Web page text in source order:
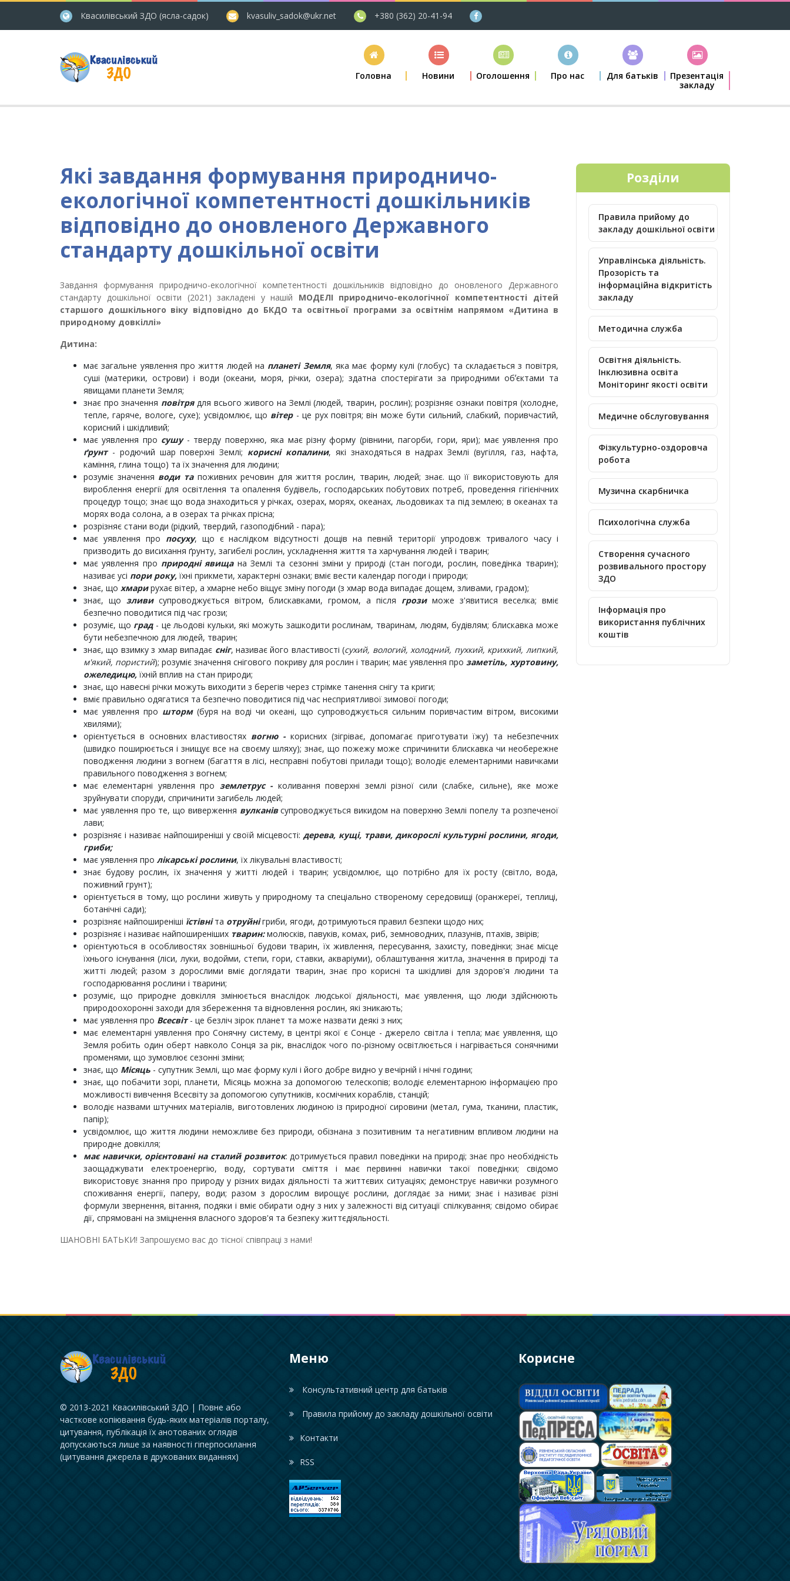
Квасилівський ЗДО (ясла-садок) kvasuliv_sadok@ukr.net +380 (362) 20-41-94
Головна Новини Оголошення Про нас Для батьків
Презентація
закладу
Які завдання формування природничо-
екологічної компетентності дошкільників
відповідно до оновленого Державного
стандарту дошкільної освіти
Завдання формування природничо-екологічної компетентності дошкільників відповідно до оновленого Державного
стандарту дошкільної освіти (2021) закладені у нашій МОДЕЛІ природничо-екологічної компетентності дітей
старшого дошкільного віку відповідно до БКДО та освітньої програми за освітнім напрямом «Дитина в
природному довкіллі»
Дитина:
має загальне уявлення про життя людей на планеті Земля, яка має форму кулі (глобус) та складається з повітря,
суші (материки, острови) і води (океани, моря, річки, озера); здатна спостерігати за природними обʼєктами та
явищами планети Земля;
знає про значення повітрядля всього живого на Землі (людей, тварин, рослин); розрізняє ознаки повітря (холодне,
тепле, гаряче, вологе, сухе); усвідомлює, що вітер - це рух повітря; він може бути сильний, слабкий, поривчастий,
корисний і шкідливий;
має уявлення про сушу- тверду поверхню, яка має різну форму (рівнини, пагорби, гори, яри); має уявлення про
ґрунт- родючий шар поверхні Землі; корисні копалини, які знаходяться в надрах Землі (вугілля, газ, нафта,
каміння, глина тощо) та їх значення для людини;
розуміє значення води та поживних речовин для життя рослин, тварин, людей; знає. що її використовують для
вироблення енергії для освітлення та опалення будівель, господарських побутових потреб, проведення гігієнічних
процедур тощо; знає що вода знаходиться у річках, озерах, морях, океанах, льодовиках та під землею; в океанах та
морях вода солона, а в озерах та річках прісна;
розрізняє стани води (рідкий, твердий, газоподібний - пара);
має уявлення про посуху, що є наслідком відсутності дощів на певній території упродовж тривалого часу і
призводить до висихання ґрунту, загибелі рослин, ускладнення життя та харчування людей і тварин;
має уявлення про природні явищана Землі та сезонні зміни у природі (стан погоди, рослин, поведінка тварин);
називає усі пори року, їхні прикмети, характерні ознаки; вміє вести календар погоди і природи;
знає, що хмарирухає вітер, а хмарне небо віщує зміну погоди (з хмар вода випадає дощем, зливами, градом);
знає, що зливи супроводжується вітром, блискавками, громом, а після грозиможе з'явитися веселка; вміє
безпечно поводитися під час грози;
розуміє, що град- це льодові кульки, які можуть зашкодити рослинам, тваринам, людям, будівлям; блискавка може
бути небезпечною для людей, тварин;
знає, що взимку з хмар випадає сніг, називає його властивості (сухий, вологий, холодний, пухкий, крихкий, липкий,
м'який, пористий); розуміє значення снігового покриву для рослин і тварин; має уявлення про заметіль, хуртовину,
ожеледицю, їхній вплив на стан природи;
знає, що навесні річки можуть виходити з берегів через стрімке танення снігу та криги;
вміє правильно одягатися та безпечно поводитися під час несприятливої зимової погоди;
має уявлення про шторм(буря на воді чи океані, що супроводжується сильним поривчастим вітром, високими
хвилями);
орієнтується в основних властивостях вогню - корисних (зігріває, допомагає приготувати їжу) та небезпечних
(швидко поширюється і знищує все на своєму шляху); знає, що пожежу може спричинити блискавка чи необережне
поводження людини з вогнем (багаття в лісі, несправні побутові прилади тощо); володіє елементарними навичками
правильного поводження з вогнем;
має елементарні уявлення про землетрус - коливання поверхні землі різної сили (слабке, сильне), яке може
зруйнувати споруди, спричинити загибель людей;
має уявлення про те, що виверження вулканівсупроводжується викидом на поверхню Землі попелу та розпеченої
лави;
розрізняє і називає найпоширеніші у своїй місцевості:дерева, кущі, трави, дикорослі культурні рослини, ягоди,
гриби;
має уявлення про лікарські рослини, їх лікувальні властивості;
знає будову рослин, їх значення у житті людей і тварин; усвідомлює, що потрібно для їх росту (світло, вода,
поживний грунт);
орієнтується в тому, що рослини живуть у природному та спеціально створеному середовищі (оранжереї, теплиці,
ботанічні сади);
розрізняє найпоширеніші їстівніта отруйні гриби, ягоди, дотримуються правил безпеки щодо них;
розрізняє і називає найпоширеніших тварин:молюсків, павуків, комах, риб, земноводних, плазунів, птахів, звірів;
орієнтуються в особливостях зовнішньої будови тварин, їх живлення, пересування, захисту, поведінки; знає місце
їхнього існування (ліси, луки, водойми, степи, гори, ставки, акваріуми), облаштування житла, значення в природі та
житті людей; разом з дорослими вміє доглядати тварин, знає про корисні та шкідливі для здоров'я людини та
господарювання рослини і тварини;
розуміє, що природне довкілля змінюється внаслідок людської діяльності, має уявлення, що люди здійснюють
природоохоронні заходи для збереження та відновлення рослин, які зникають;
має уявлення про Всесвіт- це безліч зірок планет та може назвати деякі з них;
має елементарні уявлення про Сонячну систему, в центрі якої є Сонце - джерело світла і тепла; має уявлення, що
Земля робить один оберт навколо Сонця за рік, внаслідок чого по-різному освітлюється і нагрівається сонячними
променями, що зумовлює сезонні зміни;
знає, що Місяць - супутник Землі, що має форму кулі і його добре видно у вечірній і нічні години;
знає, що побачити зорі, планети, Місяць можна за допомогою телескопів; володіє елементарною інформацією про
можливості вивчення Всесвіту за допомогою супутників, космічних кораблів, станцій;
володіє назвами штучних матеріалів, виготовлених людиною із природної сировини (метал, гума, тканини, пластик,
папір);
усвідомлює, що життя людини неможливе без природи, обізнана з позитивним та негативним впливом людини на
природне довкілля;
має навички, орієнтовані на сталий розвиток: дотримується правил поведінки на природі; знає про необхідність
заощаджувати електроенергію, воду, сортувати сміття і має первинні навички такої поведінки; свідомо
використовує знання про природу у різних видах діяльності та життєвих ситуаціях; демонструє навички розумного
споживання енергії, паперу, води; разом з дорослим вирощує рослини, доглядає за ними; знає і називає різні
формули звернення, вітання, подяки і вміє обирати одну з них у залежності від ситуації спілкування; свідомо обирає
дії, спрямовані на зміцнення власного здоров'я та безпеку життєдіяльності.
ШАНОВНІ БАТЬКИ! Запрошуємо вас до тісної співпраці з нами!
Розділи
Правила прийому до
закладу дошкільної освіти
Управлінська діяльність.
Прозорість та
інформаційна відкритість
закладу
Методична служба
Освітня діяльність.
Інклюзивна освіта
Моніторинг якості освіти
Медичне обслуговування
Фізкультурно-оздоровча
робота
Музична скарбничка
Психологічна служба
Створення сучасного
розвивального простору
ЗДО
Інформація про
використання публічних
коштів
© 2013-2021 Квасилівський ЗДО | Повне або
часткове копіювання будь-яких матеріалів порталу,
цитування, публікація їх анотованих оглядів
допускаються лише за наявності гіперпосилання
(цитування джерела в друкованих виданнях)
Меню
Консультативний центр для батьків
Правила прийому до закладу дошкільної освіти
Контакти
RSS
Корисне